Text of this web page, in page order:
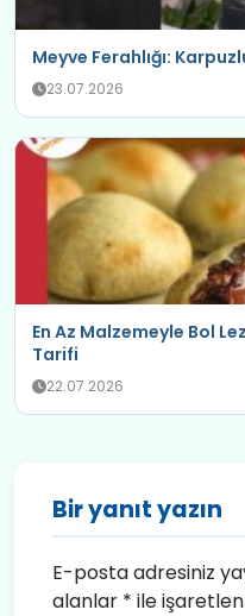
Meyve Ferahlığı:
23.07.2026
En Az Malzemeyle Bol
Tarifi
22.07.2026
Bir yanıt yazın
E-posta adresiniz
alanlar * ile